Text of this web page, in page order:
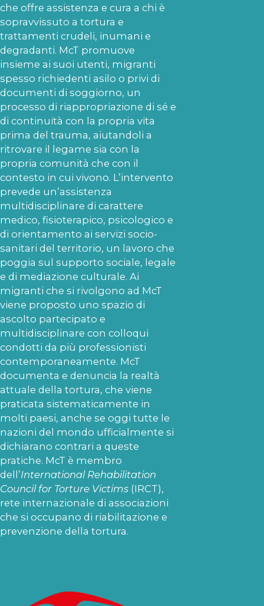
che offre assistenza e cura a chi è
sopravvissuto a tortura e
trattamenti crudeli, inumani e
degradanti. McT promuove
insieme ai suoi utenti, migranti
spesso richiedenti asilo o privi di
documenti di soggiorno, un
processo di riappropriazione di sé e
di continuità con la propria vita
prima del trauma, aiutandoli a
ritrovare il legame sia con la
propria comunità che con il
contesto in cui vivono. L’intervento
prevede un’assistenza
multidisciplinare di carattere
medico, fisioterapico, psicologico e
di orientamento ai servizi socio-
sanitari del territorio, un lavoro che
poggia sul supporto sociale, legale
e di mediazione culturale. Ai
migranti che si rivolgono ad McT
viene proposto uno spazio di
ascolto partecipato e
multidisciplinare con colloqui
condotti da più professionisti
contemporaneamente. McT
documenta e denuncia la realtà
attuale della tortura, che viene
praticata sistematicamente in
molti paesi, anche se oggi tutte le
nazioni del mondo ufficialmente si
dichiarano contrari a queste
pratiche. McT è membro
dell’International Rehabilitation
Council for Torture Victims (IRCT),
rete internazionale di associazioni
che si occupano di riabilitazione e
prevenzione della tortura.